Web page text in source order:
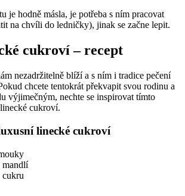
je hodně másla, je potřeba s ním pracovat
na chvíli do ledničky), jinak se začne lepit.
cukroví – recept
nezadržitelně blíží a s ním i tradice pečení
chcete tentokrát překvapit svou rodinu a
výjimečným, nechte se inspirovat tímto
cukroví.
linecké cukroví
mandlí
cukru